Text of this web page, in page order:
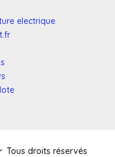
electrique
Tous droits réservés